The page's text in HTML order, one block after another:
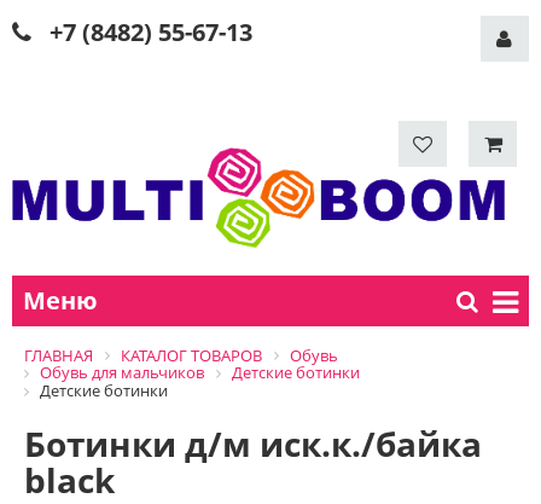
+7 (8482) 55-67-13
Меню
ГЛАВНАЯ КАТАЛОГ ТОВАРОВ
Обувь
Обувь для мальчиков
Детские ботинки
Детские ботинки
Ботинки д/м иск.к./байка
black